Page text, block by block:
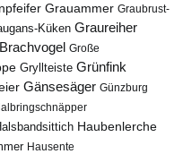
Grauammer Graubrust-
Küken Graureiher
Große
Gryllteiste Grünfink
Gänsesäger Günzburg
Haubenlerche
Hausente